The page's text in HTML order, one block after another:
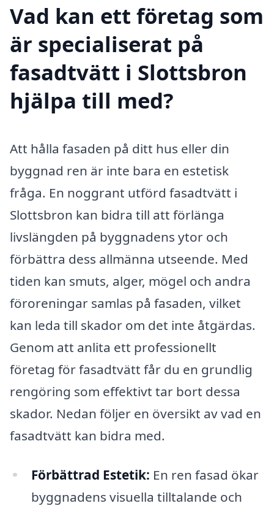
Vad kan ett företag som
är specialiserat på
fasadtvätt i Slottsbron
hjälpa till med?
Att hålla fasaden på ditt hus eller din
byggnad ren är inte bara en estetisk
fråga. En noggrant utförd fasadtvätt i
Slottsbron kan bidra till att förlänga
livslängden på byggnadens ytor och
förbättra dess allmänna utseende. Med
tiden kan smuts, alger, mögel och andra
föroreningar samlas på fasaden, vilket
kan leda till skador om det inte åtgärdas.
Genom att anlita ett professionellt
företag för fasadtvätt får du en grundlig
rengöring som effektivt tar bort dessa
skador. Nedan följer en översikt av vad en
fasadtvätt kan bidra med.
Förbättrad Estetik: En ren fasad ökar
byggnadens visuella tilltalande och